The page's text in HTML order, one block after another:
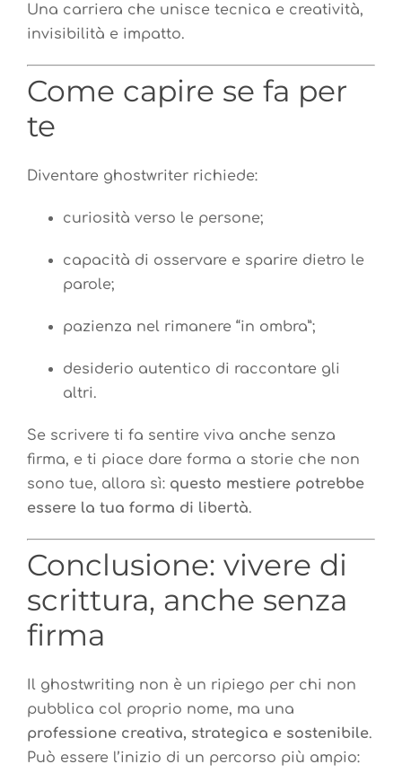
Una carriera che unisce tecnica e creatività,
invisibilità e impatto.
Come capire se fa per
te
Diventare ghostwriter richiede:
curiosità verso le persone;
capacità di osservare e sparire dietro le
parole;
pazienza nel rimanere “in ombra”;
desiderio autentico di raccontare gli
altri.
Se scrivere ti fa sentire viva anche senza
firma, e ti piace dare forma a storie che non
sono tue, allora sì: questo mestiere potrebbe
essere la tua forma di libertà.
Conclusione: vivere di
scrittura, anche senza
firma
Il ghostwriting non è un ripiego per chi non
pubblica col proprio nome, ma una
professione creativa, strategica e sostenibile.
Può essere l’inizio di un percorso più ampio: